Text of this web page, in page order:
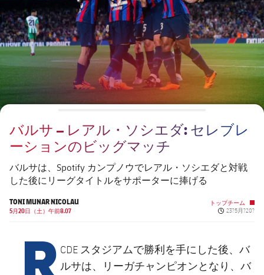
会長
レジェンド
plusicon
label.aria.plus
プレスパス
Facilities
チケット
結果
順位表
スケジュール
チケット
結果
PLUSICON
LABEL.ARIA.PLUS
トップチーム
plusicon
label.aria.plus
スケジュール
チケット
結果
順位表
PLUSICON
LABEL.ARIA.PLUS
トップチーム
スケジュール
チケット
PLUSICON
LABEL.ARIA.PLUS
トップチーム
plusicon
label.aria.plus
スケジュール
結果
PLUSICON
LABEL.ARIA.PLUS
スケジュール
バルサ – レアル・ソシエダ: セレブレ
ーションのビッグマッチ
バルサは、Spotify カンプノウでレアル・ソシエダと対戦
した後にリーグタイトルをサポーターに捧げる
TONI MUNAR NICOLAU
5月20日（土）午前8.07
トップチーム
Published
23?5月?20?
R CDE スタジアムで勝利を手にした後、バ
ルサは、リーガチャンピオンとなり、バ